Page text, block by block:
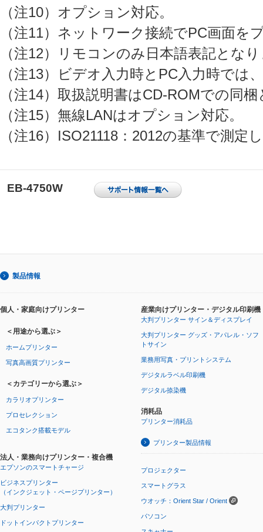
（注10）オプション対応。
（注11）ネットワーク接続でPC画面
（注12）リモコンのみ日本語表記とな
（注13）ビデオ入力時とPC入力時で
（注14）取扱説明書はCD-ROMでの同
（注15）無線LANはオプション対応。
（注16）ISO21118：2012の基準で測定
EB-4750W
製品情報
個人・家庭向けプリンター
＜用途から選ぶ＞
ホームプリンター
写真高画質プリンター
＜カテゴリーから選ぶ＞
カラリオプリンター
プロセレクション
エコタンク搭載モデル
法人・業務向けプリンター・複合機
エプソンのスマートチャージ
ビジネスプリンター
（インクジェット・ページプリンター）
大判プリンター
ドットインパクトプリンター
産業向けプリンター・デジタル印刷機
大判プリンター サイン＆ディスプレイ
大判プリンター グッズ・アパレル・ソフ
トサイン
業務用写真・プリントシステム
デジタルラベル印刷機
デジタル捺染機
消耗品
プリンター消耗品
プリンター製品情報
プロジェクター
スマートグラス
ウオッチ：Orient Star / Orient
パソコン